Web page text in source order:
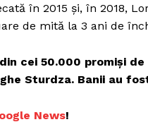
în 2015 și, în 2018,
de mită la 3 ani de
cei 50.000 promiși
Sturdza. Banii au
News!